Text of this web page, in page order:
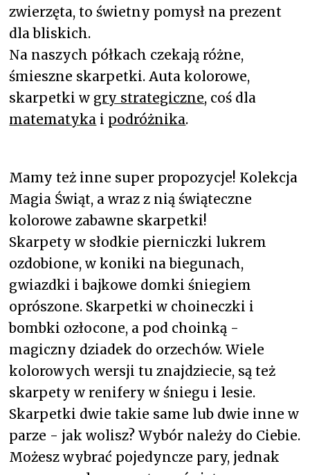
zwierzęta, to świetny pomysł na prezent
dla bliskich.
Na naszych półkach czekają różne,
śmieszne skarpetki. Auta kolorowe,
skarpetki w gry strategiczne, coś dla
matematyka i podróżnika.
Mamy też inne super propozycje! Kolekcja
Magia Świąt, a wraz z nią świąteczne
kolorowe zabawne skarpetki!
Skarpety w słodkie pierniczki lukrem
ozdobione, w koniki na biegunach,
gwiazdki i bajkowe domki śniegiem
oprószone. Skarpetki w choineczki i
bombki ozłocone, a pod choinką -
magiczny dziadek do orzechów. Wiele
kolorowych wersji tu znajdziecie, są też
skarpety w renifery w śniegu i lesie.
Skarpetki dwie takie same lub dwie inne w
parze - jak wolisz? Wybór należy do Ciebie.
Możesz wybrać pojedyncze pary, jednak